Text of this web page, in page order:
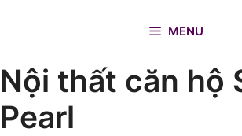
dung
MENU
Nội thất căn hộ
Pearl